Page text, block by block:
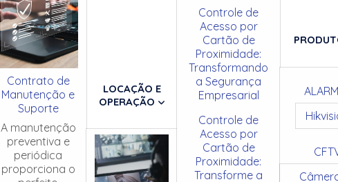
Contrato de
Manutenção e
Suporte
A manutenção
preventiva e
periódica
proporciona o
LOCAÇÃO E
OPERAÇÃO
Controle de
Acesso por
Cartão de
Proximidade:
Transformando
a Segurança
Empresarial
Controle de
Acesso por
Cartão de
Proximidade:
Transforme a